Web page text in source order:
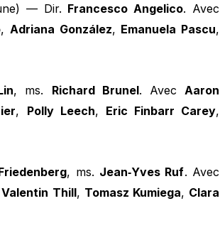
— Dir. Francesco Angelico. Avec
, Adriana González, Emanuela Pascu,
, ms. Richard Brunel. Avec Aaron
, Polly Leech, Eric Finbarr Carey,
, ms. Jean‑Yves Ruf. Avec
Valentin Thill, Tomasz Kumiega, Clara